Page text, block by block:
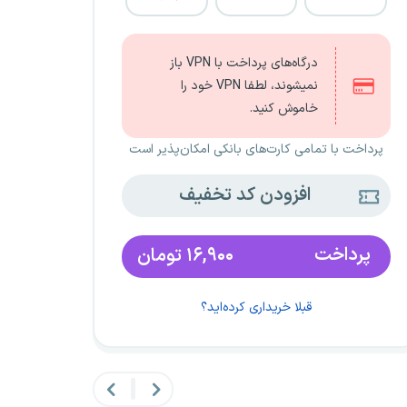
درگاه‌های پرداخت با VPN باز
نمیشوند، لطفا VPN خود را
خاموش کنید.
پرداخت با تمامی کارت‌های بانکی امکان‌پذیر است
افزودن کد تخفیف
پرداخت ۱۶,۹۰۰ تومان
قبلا خریداری کرده‌اید؟